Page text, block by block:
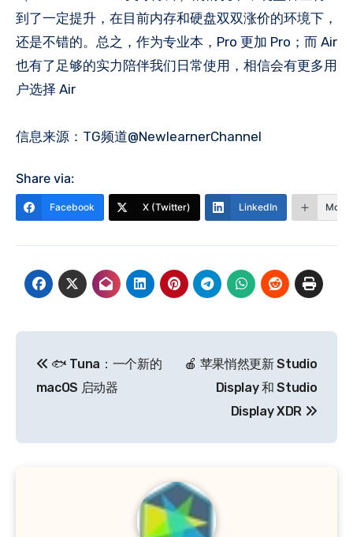
到了一定提升，在目前内存和硬盘双双涨价的环境下，
还是不错的。总之，作为专业本，Pro 更加 Pro；而 Air
也有了足够的实力陪伴我们日常使用，相信会有更多用
户选择 Air
信息来源：TG频道@NewlearnerChannel
Share via:
Facebook X (Twitter) LinkedIn More
章
航
🐟 Tuna：一个新的
macOS 启动器
🍎 苹果悄然更新 Studio
Display 和 Studio
Display XDR